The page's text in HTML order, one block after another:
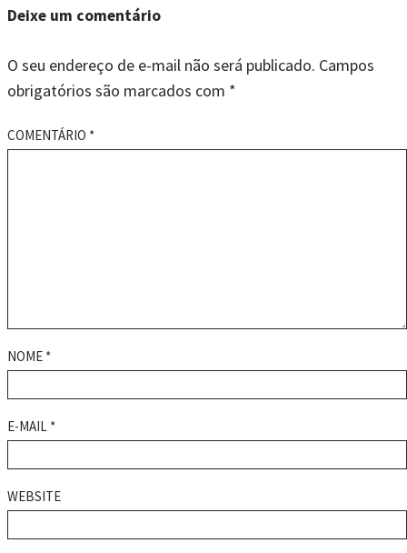
Deixe um comentário
O seu endereço de e-mail não será publicado. Campos
obrigatórios são marcados com *
COMENTÁRIO *
NOME *
E-MAIL *
WEBSITE